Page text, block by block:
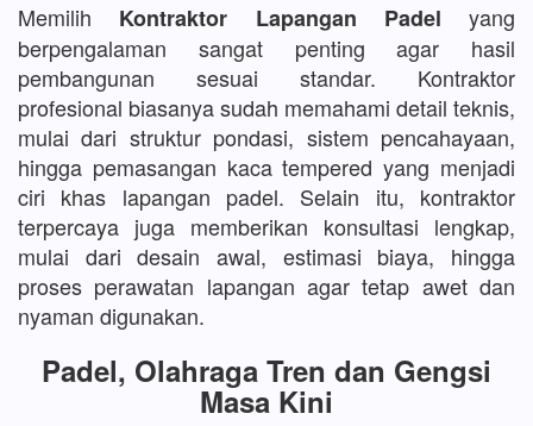
Memilih Kontraktor Lapangan Padel yang
berpengalaman sangat penting agar hasil
pembangunan sesuai standar. Kontraktor
profesional biasanya sudah memahami detail teknis,
mulai dari struktur pondasi, sistem pencahayaan,
hingga pemasangan kaca tempered yang menjadi
ciri khas lapangan padel. Selain itu, kontraktor
terpercaya juga memberikan konsultasi lengkap,
mulai dari desain awal, estimasi biaya, hingga
proses perawatan lapangan agar tetap awet dan
nyaman digunakan.
Padel, Olahraga Tren dan Gengsi
Masa Kini